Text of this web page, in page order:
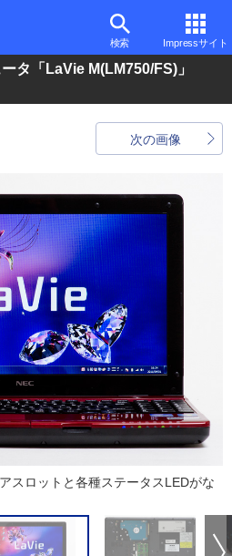
検索 Impressサイト
タ「LaVie M(LM750/FS)」
次の画像
スロットと各種ステータスLEDがな